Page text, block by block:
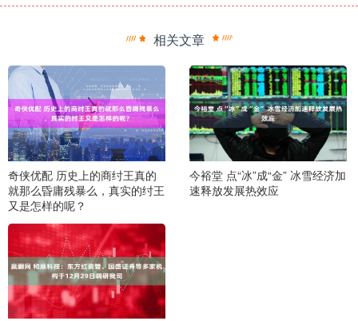
相关文章
奇侠优配 历史上的商纣王真的
就那么昏庸残暴么，真实的纣王
又是怎样的呢？
今裕堂 点“冰”成“金” 冰雪经济加
速释放发展热效应